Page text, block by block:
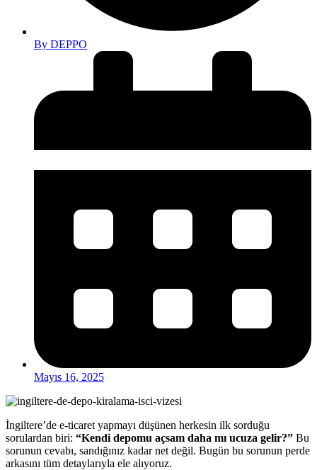
By DEPPO
Mayıs 16, 2025
İngiltere’de e-ticaret yapmayı düşünen herkesin ilk sorduğu
sorulardan biri: “Kendi depomu açsam daha mı ucuza gelir?” Bu
sorunun cevabı, sandığınız kadar net değil. Bugün bu sorunun perde
arkasını tüm detaylarıyla ele alıyoruz.